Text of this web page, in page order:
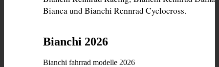
Bianca und Bianchi Rennrad Cyclocross.
Bianchi 2026
Bianchi fahrrad modelle 2026